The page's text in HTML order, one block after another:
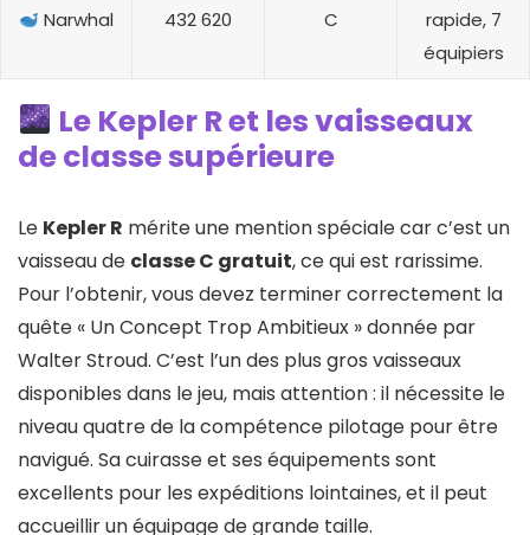
Narwhal 432 620 C
rapide, 7
équipiers
Le Kepler R et les vaisseaux
de classe supérieure
Le Kepler R mérite une mention spéciale car c’est un
vaisseau de classe C gratuit, ce qui est rarissime.
Pour l’obtenir, vous devez terminer correctement la
quête « Un Concept Trop Ambitieux » donnée par
Walter Stroud. C’est l’un des plus gros vaisseaux
disponibles dans le jeu, mais attention : il nécessite le
niveau quatre de la compétence pilotage pour être
navigué. Sa cuirasse et ses équipements sont
excellents pour les expéditions lointaines, et il peut
accueillir un équipage de grande taille.